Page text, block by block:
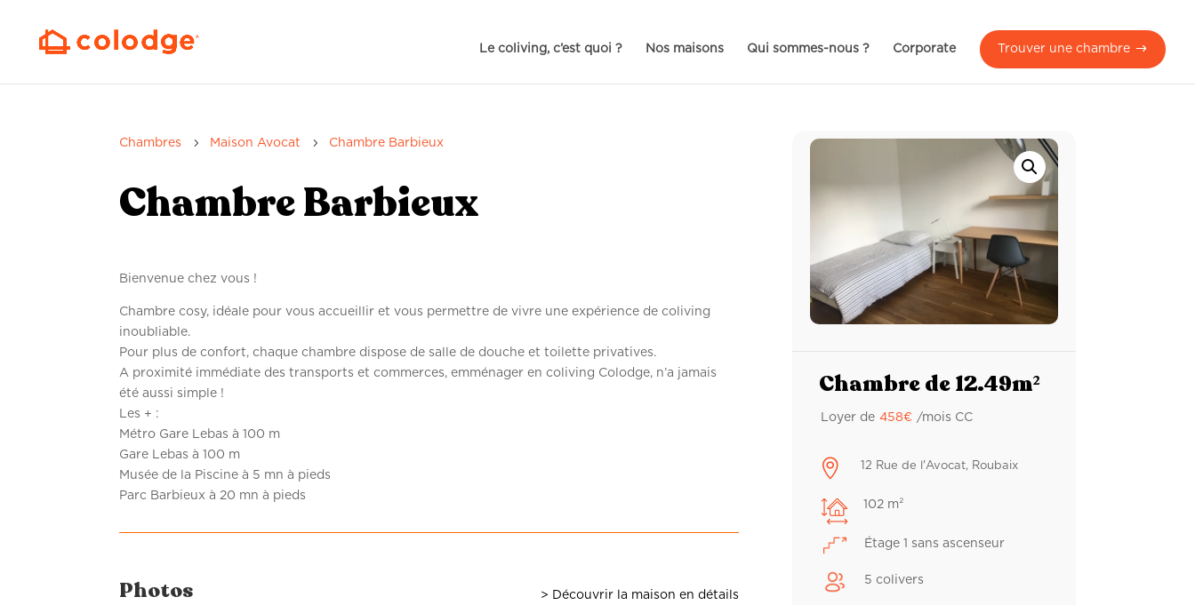
Le coliving, c’est quoi ? Nos maisons Qui sommes-nous ? Corporate Trouver une chambre
Chambres 5 Maison Avocat 5 Chambre Barbieux
Chambre Barbieux
Bienvenue chez vous !
Chambre cosy, idéale pour vous accueillir et vous permettre de vivre une expérience de coliving
inoubliable.
Pour plus de confort, chaque chambre dispose de salle de douche et toilette privatives.
A proximité immédiate des transports et commerces, emménager en coliving Colodge, n’a jamais
été aussi simple !
Les + :
Métro Gare Lebas à 100 m
Gare Lebas à 100 m
Musée de la Piscine à 5 mn à pieds
Parc Barbieux à 20 mn à pieds
Photos > Découvrir la maison en détails
Chambre de 12.49m²
Loyer de 458€ /mois CC
 12 Rue de l'Avocat, Roubaix
102 m²
Étage 1 sans ascenseur
5 colivers